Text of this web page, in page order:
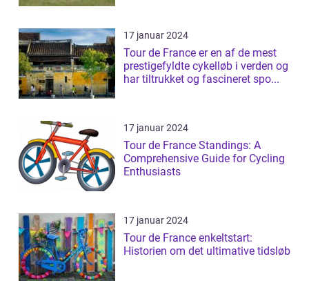
17 januar 2024
Tour de France er en af de mest
prestigefyldte cykelløb i verden og
har tiltrukket og fascineret spo...
17 januar 2024
Tour de France Standings: A
Comprehensive Guide for Cycling
Enthusiasts
17 januar 2024
Tour de France enkeltstart:
Historien om det ultimative tidsløb